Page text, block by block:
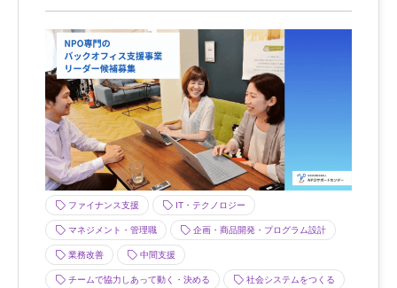
ファイナンス支援 IT・テクノロジー
マネジメント・管理職 企画・商品開発・プログラム設計
業務改善 中間支援
チームで協力しあって動く・決める 社会システムをつくる